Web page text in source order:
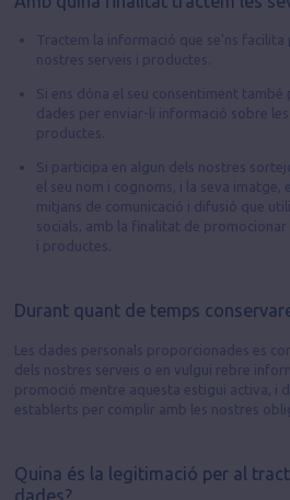
Tractem la informació que se'ns facilita
nostres serveis i productes.
Si ens dóna el seu consentiment també
dades per enviar-li informació sobre
productes.
Si participa en algun dels nostres
el seu nom i cognoms, i la seva imatge,
mitjans de comunicació i difusió que
socials, amb la finalitat de promocionar
i productes.
Durant quant de temps
Les dades personals proporcionades es
dels nostres serveis o en vulgui rebre
promoció mentre aquesta estigui activa, i
establerts per complir amb les nostres
Quina és la legitimació per al
dades?